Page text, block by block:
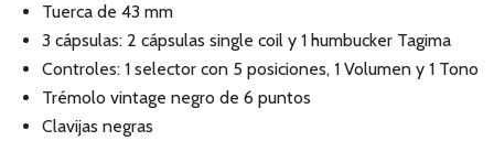
Tuerca de 43 mm
3 cápsulas: 2 cápsulas single coil y 1 humbucker Tagima
Controles: 1 selector con 5 posiciones, 1 Volumen y 1 Tono
Trémolo vintage negro de 6 puntos
Clavijas negras